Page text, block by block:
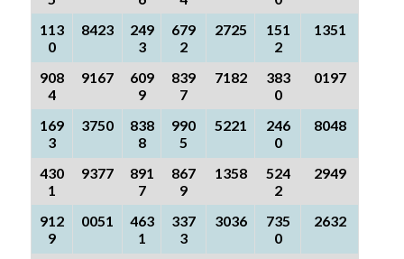
113
0
8423
249
3
679
2
2725
151
2
1351
908
4
9167
609
9
839
7
7182
383
0
0197
169
3
3750
838
8
990
5
5221
246
0
8048
430
1
9377
891
7
867
9
1358
524
2
2949
912
9
0051
463
1
337
3
3036
735
0
2632